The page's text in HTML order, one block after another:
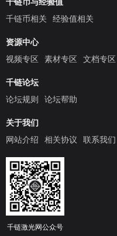
千链币相关
经验值相关
资源中心
视频专区
素材专区 文档专区
千链论坛
论坛规则
论坛帮助
关于我们
网站介绍
相关协议 联系我们
千链激光网公众号